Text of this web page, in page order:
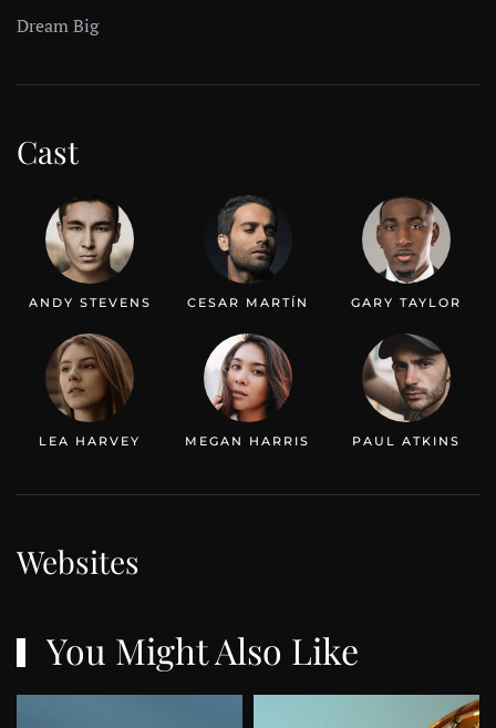
Dream Big
Cast
ANDY STEVENS CESAR MARTÍN GARY TAYLOR
LEA HARVEY MEGAN HARRIS PAUL ATKINS
Websites
You Might Also Like